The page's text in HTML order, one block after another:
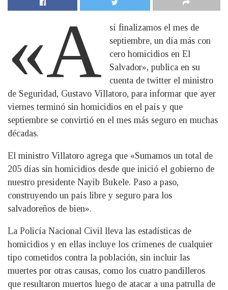
«A
sí finalizamos el mes de
septiembre, un día más con
cero homicidios en El
Salvador», publica en su
cuenta de twitter el ministro
de Seguridad, Gustavo Villatoro, para informar que ayer
viernes terminó sin homicidios en el país y que
septiembre se convirtió en el mes más seguro en muchas
décadas.
El ministro Villatoro agrega que «Sumamos un total de
205 días sin homicidios desde que inició el gobierno de
nuestro presidente Nayib Bukele. Paso a paso,
construyendo un país libre y seguro para los
salvadoreños de bien».
La Policía Nacional Civil lleva las estadísticas de
homicidios y en ellas incluye los crímenes de cualquier
tipo cometidos contra la población, sin incluir las
muertes por otras causas, como los cuatro pandilleros
que resultaron muertos luego de atacar a una patrulla de